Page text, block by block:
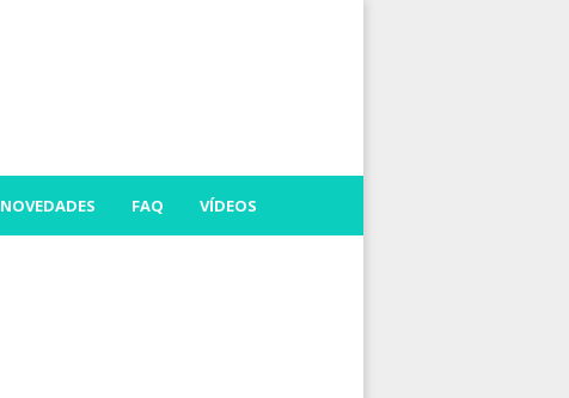
NOVEDADES FAQ VÍDEOS